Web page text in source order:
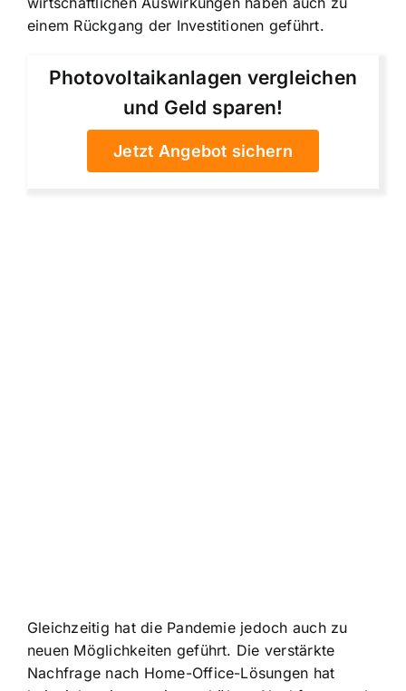
einem Rückgang der Investitionen geführt.
Photovoltaikanlagen vergleichen
und Geld sparen!
Jetzt Angebot sichern
Gleichzeitig hat die Pandemie jedoch auch zu
neuen Möglichkeiten geführt. Die verstärkte
Nachfrage nach Home-Office-Lösungen hat